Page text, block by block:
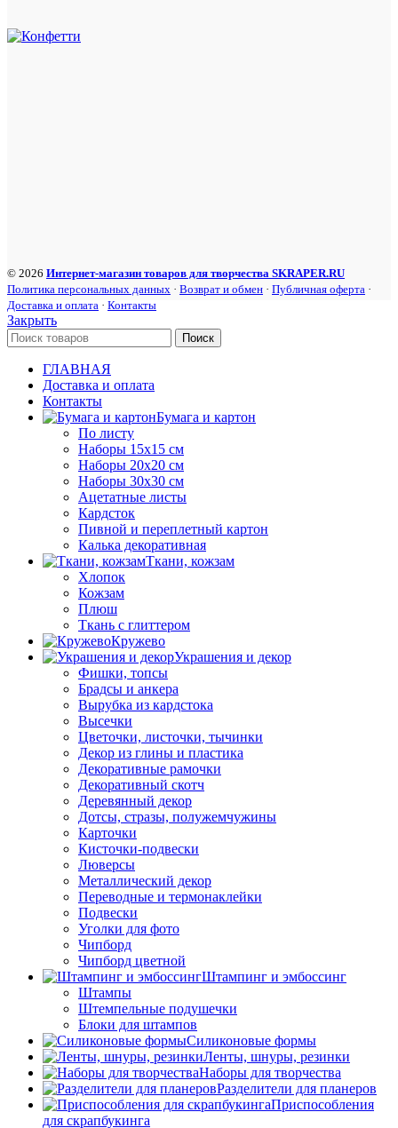
© 2026 Интернет-магазин товаров для творчества SKRAPER.RU
Политика персональных данных · Возврат и обмен · Публичная оферта ·
Доставка и оплата · Контакты
Закрыть
Поиск
ГЛАВНАЯ
Доставка и оплата
Контакты
Бумага и картон
По листу
Наборы 15х15 см
Наборы 20х20 см
Наборы 30х30 см
Ацетатные листы
Кардсток
Пивной и переплетный картон
Калька декоративная
Ткани, кожзам
Хлопок
Кожзам
Плюш
Ткань с глиттером
Кружево
Украшения и декор
Фишки, топсы
Брадсы и анкера
Вырубка из кардстока
Высечки
Цветочки, листочки, тычинки
Декор из глины и пластика
Декоративные рамочки
Декоративный скотч
Деревянный декор
Дотсы, стразы, полужемчужины
Карточки
Кисточки-подвески
Люверсы
Металлический декор
Переводные и термонаклейки
Подвески
Уголки для фото
Чипборд
Чипборд цветной
Штампинг и эмбоссинг
Штампы
Штемпельные подушечки
Блоки для штампов
Силиконовые формы
Ленты, шнуры, резинки
Наборы для творчества
Разделители для планеров
Приспособления
для скрапбукинга